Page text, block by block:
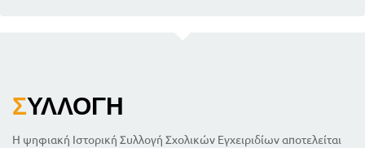
ΣΥΛΛΟΓΉ
Η ψηφιακή Ιστορική Συλλογή Σχολικών Εγχειριδίων αποτελείται